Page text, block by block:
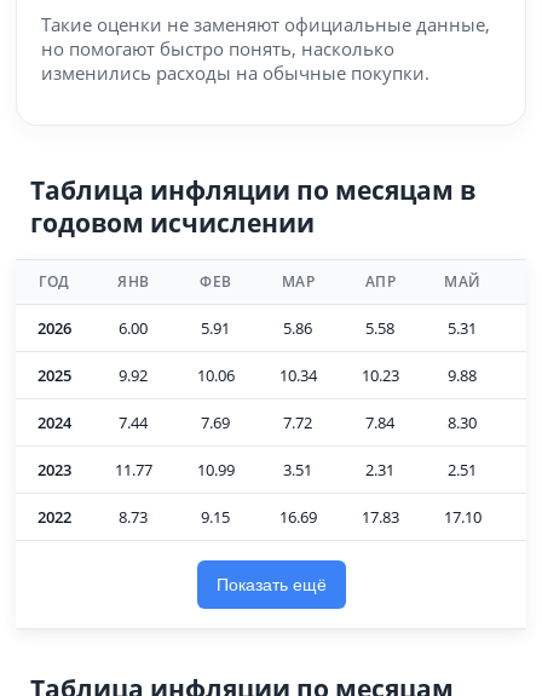
Такие оценки не заменяют официальные данные,
но помогают быстро понять, насколько
изменились расходы на обычные покупки.
Таблица инфляции по месяцам в
годовом исчислении
ГОД ЯНВ ФЕВ МАР АПР МАЙ
2026 6.00 5.91 5.86 5.58 5.31
2025 9.92 10.06 10.34 10.23 9.88
2024 7.44 7.69 7.72 7.84 8.30
2023 11.77 10.99 3.51 2.31 2.51
2022 8.73 9.15 16.69 17.83 17.10
Показать ещё
Таблица инфляции по месяцам